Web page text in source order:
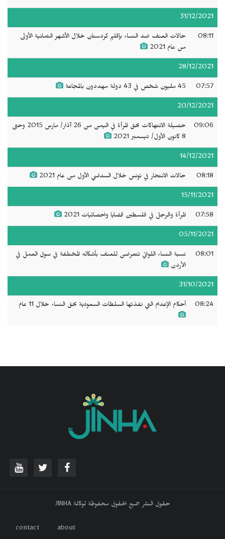
31/12/2021
08:11
حالات العنف ضد النساء بإقليم كردستان خلال الأشهر الثمانية الأولى
من عام 2021
28/12/2021
07:57 45 مليون شخص في 43 دولة مهددون بالمجاعة
20/12/2021
09:06
حصيلة الانتهاكات بحق المرأة في اليمن من 26 آذار/ مارس 2015 وحتى
8 كانون الأول/ ديسمبر 2021
14/12/2021
08:18 حالات الانتحار في تونس خلال السداسي الأول من عام 2021
15/11/2021
07:58 المرأة والرجل في فلسطين قضايا واحصائيات 2021
05/11/2021
08:01
نسبة النساء اللواتي تتعرضن للعنف بأشكاله المختلفة في سوق العمل في
الأردن
31/10/2021
08:24 أحكام الإعدام التي نفذتها السلطات السعودية بحق النساء خلال 11 عام
حقوق النشر جميع الحقوق محفوظة لوكالة JINHA
about
contact